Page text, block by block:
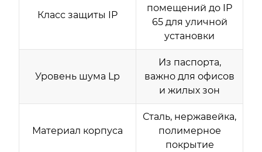
Класс защиты IP
помещений до IP
65 для уличной
установки
Уровень шума Lp
Из паспорта,
важно для офисов
и жилых зон
Материал корпуса
Сталь, нержавейка,
полимерное
покрытие